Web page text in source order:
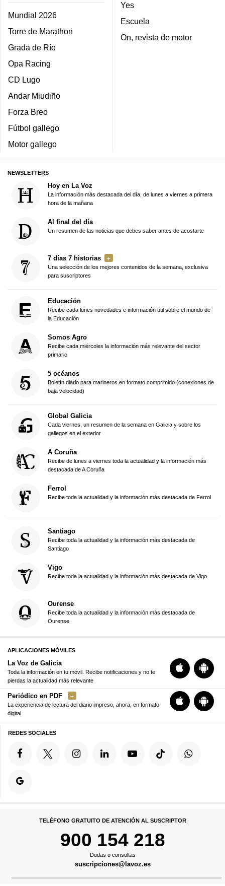
Mundial 2026
Torre de Marathon
Grada de Río
Opa Racing
CD Lugo
Andar Miudiño
Forza Breo
Fútbol gallego
Motor gallego
Yes
Escuela
On, revista de motor
NEWSLETTERS
Hoy en La Voz
La información más destacada del día, de lunes a viernes a primera
hora de la mañana
Al final del día
Un resumen de las noticias que debes saber antes de acostarte
7 días 7 historias
Una selección de los mejores contenidos de la semana, exclusiva
para suscriptores
Educación
Recibe cada lunes novedades e información útil sobre el mundo de
la Educación
Somos Agro
Recibe cada miércoles la información más relevante del sector
primario
5 océanos
Boletín diario para marineros en formato comprimido (conexiones de
baja velocidad)
Global Galicia
Cada viernes, un resumen de la semana en Galicia y sobre los
gallegos en el exterior
A Coruña
Recibe de lunes a viernes toda la actualidad y la información más
destacada de A Coruña
Ferrol
Recibe toda la actualidad y la información más destacada de Ferrol
Santiago
Recibe toda la actualidad y la información más destacada de
Santiago
Vigo
Recibe toda la actualidad y la información más destacada de Vigo
Ourense
Recibe toda la actualidad y la información más destacada de
Ourense
APLICACIONES MÓVILES
La Voz de Galicia
Toda la información en tu móvil. Recibe notificaciones y no te
pierdas la actualidad más relevante
Periódico en PDF
La experiencia de lectura del diario impreso, ahora, en formato
digital
REDES SOCIALES
TELÉFONO GRATUITO DE ATENCIÓN AL SUSCRIPTOR
900 154 218
Dudas o consultas
suscripciones@lavoz.es